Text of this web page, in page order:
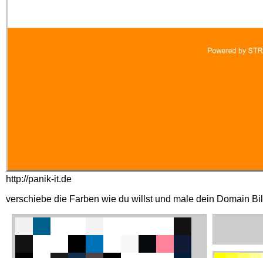
http://panik-it.de
verschiebe die Farben wie du willst und male dein Domain